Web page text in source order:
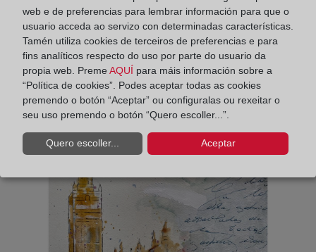
web e de preferencias para lembrar información para que o
usuario acceda ao servizo con determinadas características.
Tamén utiliza cookies de terceiros de preferencias e para
fins analíticos respecto do uso por parte do usuario da
propia web. Preme AQUÍ para máis información sobre a
“Política de cookies”. Podes aceptar todas as cookies
premendo o botón “Aceptar” ou configuralas ou rexeitar o
seu uso premendo o botón “Quero escoller...”.
Quero escoller... Aceptar